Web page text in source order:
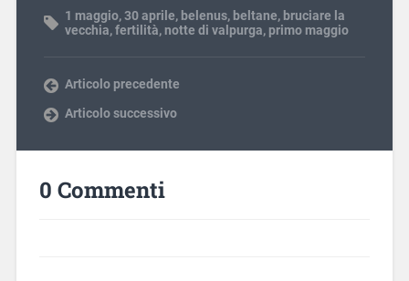
1 maggio,30 aprile, belenus, beltane, bruciare la
vecchia,fertilità,notte di valpurga, primo maggio
Articolo precedente
Articolo successivo
0 Commenti